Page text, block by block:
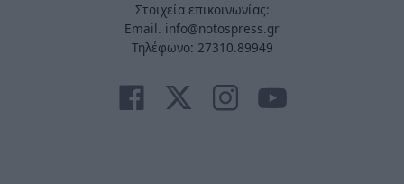
Στοιχεία επικοινωνίας:
Email. info@notospress.gr
Τηλέφωνο: 27310.89949